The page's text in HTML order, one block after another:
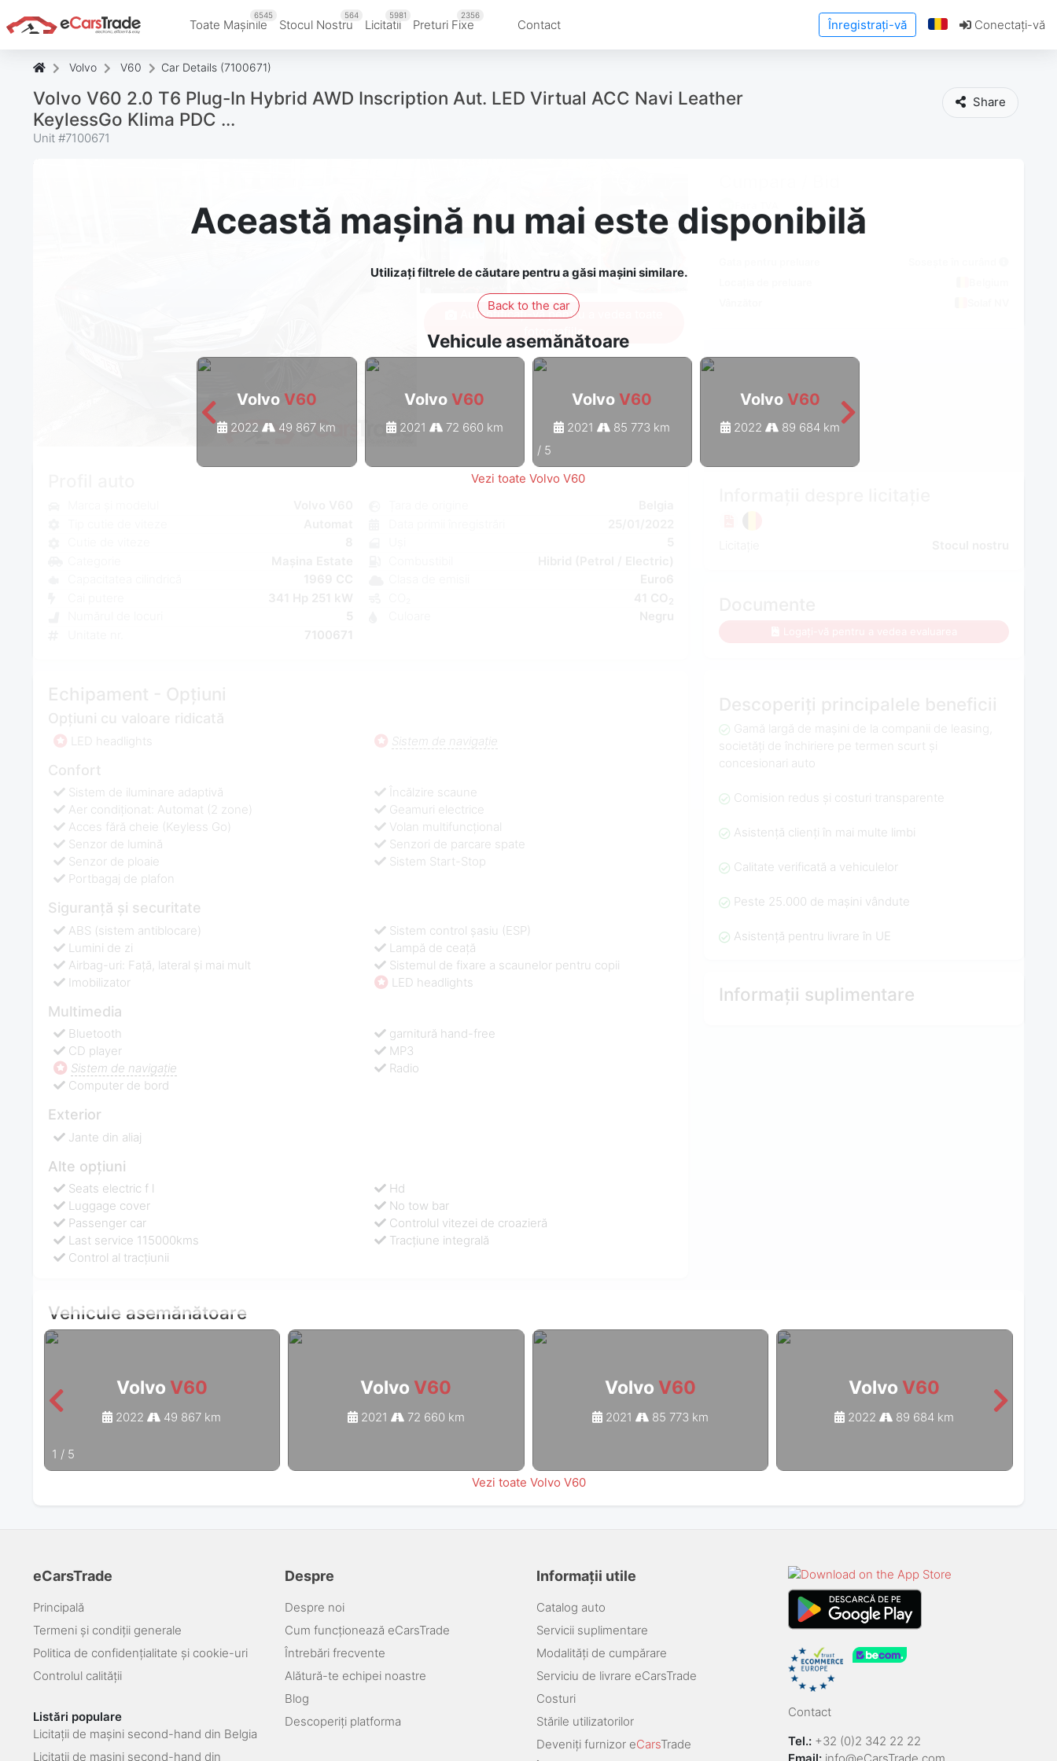
Toate Mașinile
6545
Stocul Nostru
564
Licitatii
5981
Preturi Fixe
2356
Contact Înregistrați-vă Conectați-vă
Volvo V60 Car Details (7100671)
Volvo V60 2.0 T6 Plug-In Hybrid AWD Inscription Aut. LED Virtual ACC Navi Leather
KeylessGo Klima PDC ...
Unit #7100671
Share
Această mașină nu mai este disponibilă
Utilizați filtrele de căutare pentru a găsi mașini similare.
Back to the car
Vehicule asemănătoare
Volvo V60
2022 49 867 km
Volvo V60
2021 72 660 km
Volvo V60
2021 85 773 km
Volvo V60
2022 89 684 km
/ 5
Vezi toate Volvo V60
Gamă largă de mașini de la companii de leasing,
societăți de închiriere pe termen scurt și
concesionari auto
Comision redus și costuri transparente
Asistență clienți în mai multe limbi
Calitate verificată a vehiculelor
Peste 25.000 de mașini vândute
Asistență pentru livrare în UE
Informații suplimentare
Autentificați-vă pentru a vedea toate
fotografiile
LED headlights Sistem de navigaţie
Confort
Sistem de iluminare adaptivă
Aer condiționat: Automat (2 zone)
Încălzire scaune
Geamuri electrice
Acces fără cheie (Keyless Go)
Senzor de lumină
Volan multifuncţional
Senzori de parcare spate
Senzor de ploaie
Portbagaj de plafon
Sistem Start-Stop
Siguranță și securitate
ABS (sistem antiblocare)
Lumini de zi
Sistem control şasiu (ESP)
Lampă de ceață
Airbag-uri: Față, lateral și mai mult
Imobilizator
Sistemul de fixare a scaunelor pentru copii
LED headlights
Multimedia
Bluetooth
CD player
garnitură hand-free
MP3
Sistem de navigaţie
Computer de bord
Radio
Exterior
Jante din aliaj
Alte opțiuni
Seats electric f l
Luggage cover
Hd
No tow bar
Passenger car
Last service 115000kms
Controlul vitezei de croazieră
Tracţiune integrală
Control al tracțiunii
Vehicule asemănătoare
Volvo V60
2022 49 867 km
Volvo V60
2021 72 660 km
Volvo V60
2021 85 773 km
Volvo V60
2022 89 684 km
1 / 5
Vezi toate Volvo V60
eCarsTrade
Principală
Termeni și condiții generale
Politica de confidențialitate și cookie-uri
Controlul calității
Listări populare
Licitații de mașini second-hand din Belgia
Licitații de mașini second-hand din
Despre
Despre noi
Cum funcționează eCarsTrade
Întrebări frecvente
Alătură-te echipei noastre
Blog
Descoperiți platforma
Informații utile
Catalog auto
Servicii suplimentare
Modalități de cumpărare
Serviciu de livrare eCarsTrade
Costuri
Stările utilizatorilor
Deveniți furnizor eCarsTrade
Contact
Tel.: +32 (0)2 342 22 22